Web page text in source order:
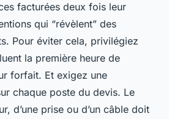
facturées deux fois leur
qui “révèlent” des
Pour éviter cela, privilégiez
la première heure de
forfait. Et exigez une
chaque poste du devis. Le
d’une prise ou d’un câble doit